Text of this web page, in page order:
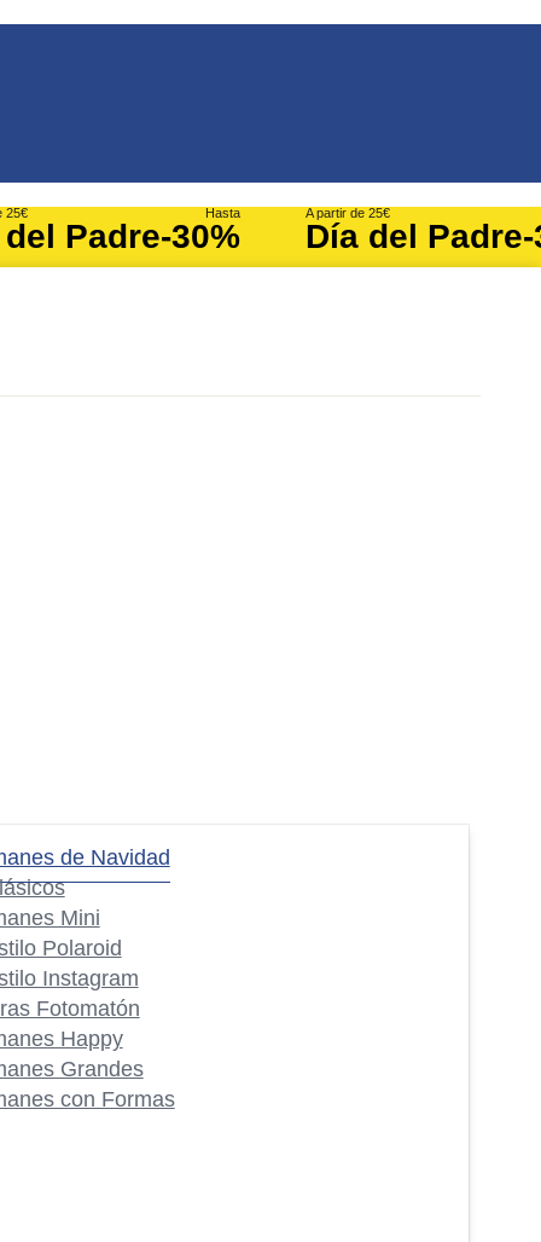
25€
Padre
Hasta
-30%
A partir de 25€
Día del Padre
de Navidad
Mini
Polaroid
Instagram
Fotomatón
Happy
Grandes
con Formas